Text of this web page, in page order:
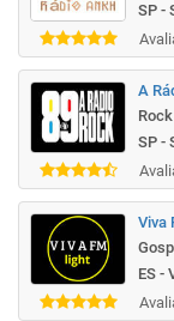
SP -
A
Rock
SP -
Viva
ES -